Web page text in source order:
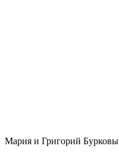
Мария и Григорий Бурковы